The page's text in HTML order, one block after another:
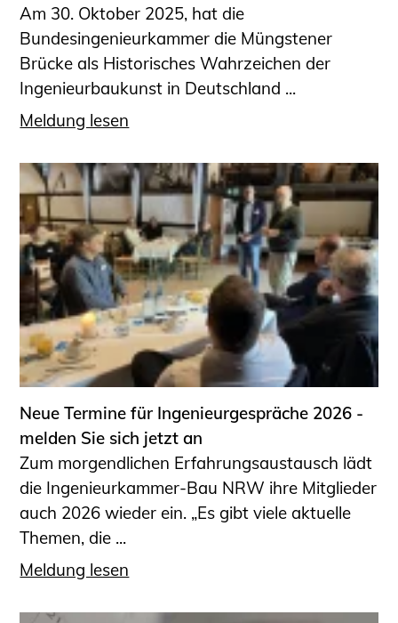
Ingenieurakademie West
Am 30. Oktober 2025, hat die
Bundesingenieurkammer die Müngstener
Brücke als Historisches Wahrzeichen der
Ingenieurbaukunst in Deutschland ...
Meldung lesen
Neue Termine für Ingenieurgespräche 2026 -
melden Sie sich jetzt an
Zum morgendlichen Erfahrungsaustausch lädt
die Ingenieurkammer-Bau NRW ihre Mitglieder
auch 2026 wieder ein. „Es gibt viele aktuelle
Themen, die ...
Meldung lesen